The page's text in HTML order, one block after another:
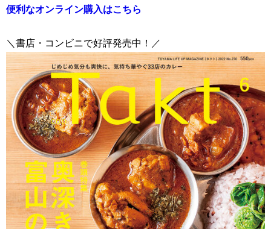
便利なオンライン購入はこちら
＼書店・コンビニで好評発売中！／